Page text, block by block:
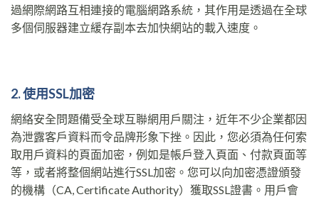
過網際網路互相連接的電腦網路系統，其作用是透過在全球
多個伺服器建立緩存副本去加快網站的載入速度。
2. 使用SSL加密
網絡安全問題備受全球互聯網用戶關注，近年不少企業都因
為泄露客戶資料而令品牌形象下挫。因此，您必須為任何索
取用戶資料的頁面加密，例如是帳戶登入頁面、付款頁面等
等，或者將整個網站進行SSL加密。您可以向加密憑證頒發
的機構（CA, Certificate Authority）獲取SSL證書。用戶會